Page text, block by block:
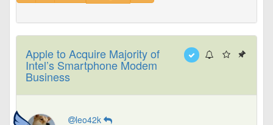
Apple to Acquire Majority of
Intel’s Smartphone Modem
Business
leo42k